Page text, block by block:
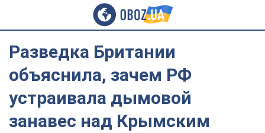
Разведка Британии
объяснила, зачем РФ
устраивала дымовой
занавес над Крымским